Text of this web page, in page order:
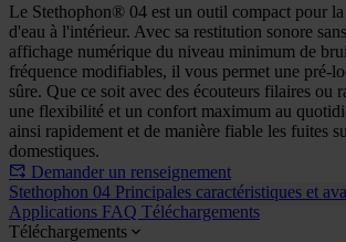
Le Stethophon® 04 est un outil compact pour
d'eau à l'intérieur. Avec sa restitution sonore
affichage numérique du niveau minimum de
fréquence modifiables, il vous permet une pré-
sûre. Que ce soit avec des écouteurs filaires ou
une flexibilité et un confort maximum au
ainsi rapidement et de manière fiable les fuites
domestiques.
Demander un renseignement
Stethophon 04 Principales caractéristiques et
Applications FAQ Téléchargements
Téléchargements